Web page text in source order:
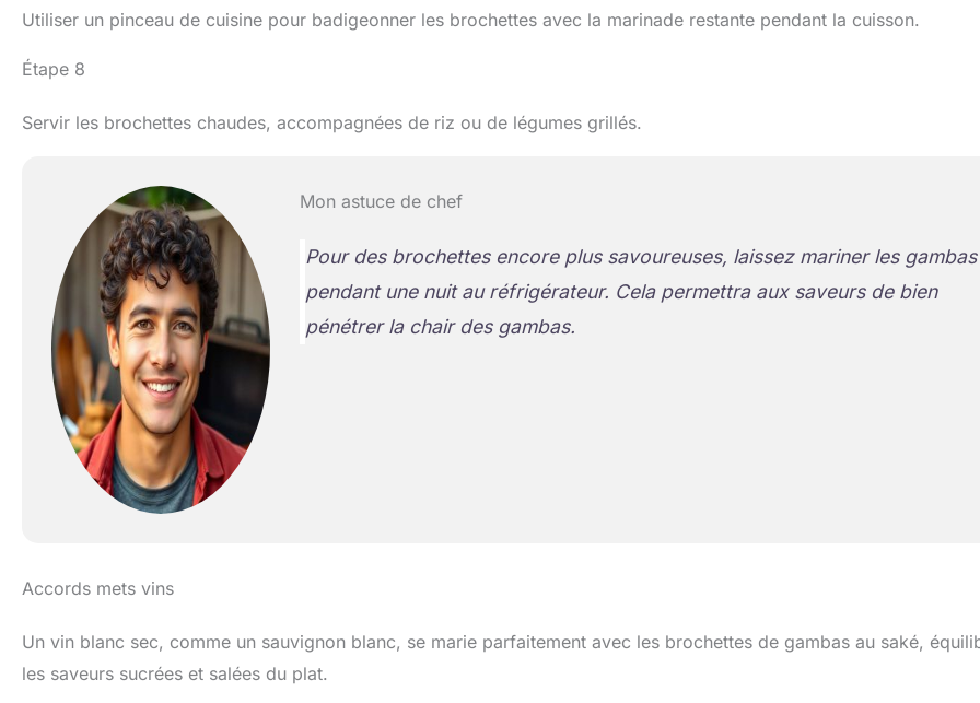
Utiliser un pinceau de cuisine pour badigeonner les brochettes avec la marinade restante pendant la cuisson.
Étape 8
Servir les brochettes chaudes, accompagnées de riz ou de légumes grillés.
Mon astuce de chef
Pour des brochettes encore plus savoureuses, laissez mariner les gambas
pendant une nuit au réfrigérateur. Cela permettra aux saveurs de bien
pénétrer la chair des gambas.
Accords mets vins
Un vin blanc sec, comme un sauvignon blanc, se marie parfaitement avec les brochettes de gambas au saké,
les saveurs sucrées et salées du plat.